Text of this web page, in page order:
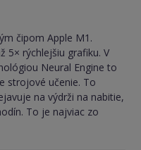
čipom Apple M1.
5× rýchlejšiu grafiku. V
Neural Engine to
strojové učenie. To
na výdrži na nabitie,
To je najviac zo